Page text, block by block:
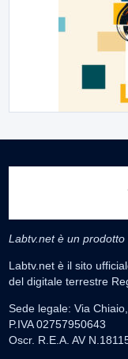
Labtv.net è un prodotto
Labtv.net è il sito
del digitale terrestre
Sede legale: Via
P.IVA 02757950643
Oscr. R.E.A. AV